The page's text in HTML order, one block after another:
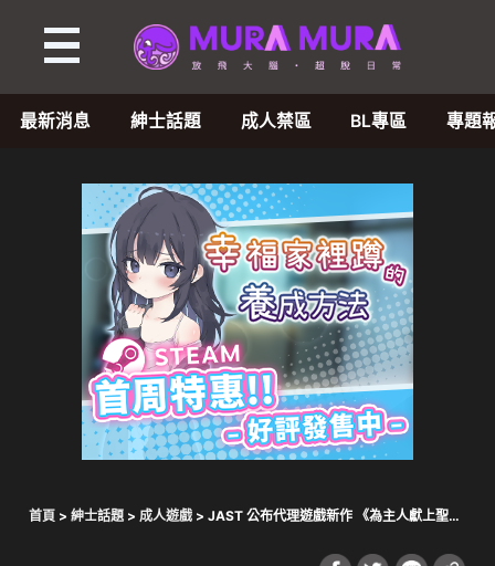
最新消息 紳士話題 成人禁區 BL專區 專題
首頁 > 紳士話題> 成人遊戲> JAST 公布代理遊戲新作 《為主人獻上聖羅